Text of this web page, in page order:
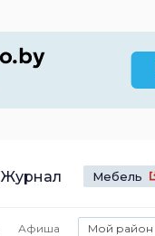
Журнал Мебель
Афиша Мой район